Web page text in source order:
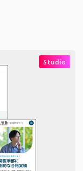
Studio